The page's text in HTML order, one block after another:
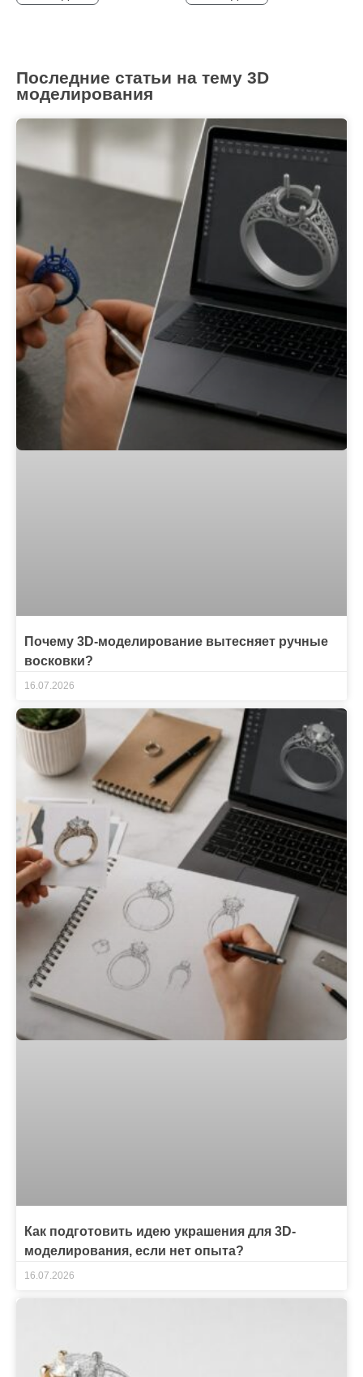
Последние статьи на тему 3D
моделирования
Почему 3D-моделирование вытесняет ручные
восковки?
16.07.2026
Как подготовить идею украшения для 3D-
моделирования, если нет опыта?
16.07.2026